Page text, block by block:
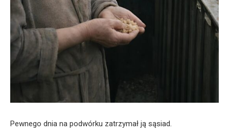
Pewnego dnia na podwórku zatrzymał ją sąsiad.